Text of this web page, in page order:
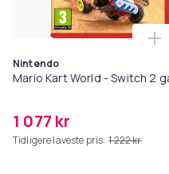
Nintendo
Mario Kart World - Switch 2
1 077 kr
Tidligere laveste pris: 1 222 kr